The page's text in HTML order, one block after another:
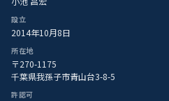
設立
2014年10月8日
所在地
〒270-1175
千葉県我孫子市青山台3-8-5
許認可